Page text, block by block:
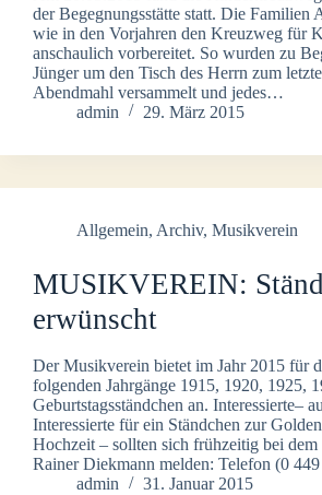
der Begegnungsstätte statt. Die Familien
wie in den Vorjahren den Kreuzweg für
anschaulich vorbereitet. So wurden zu
Jünger um den Tisch des Herrn zum
Abendmahl versammelt und jedes…
admin
29. März 2015
Allgemein, Archiv, Musikverein
MUSIKVEREIN:
erwünscht
Der Musikverein bietet im Jahr 2015 für
folgenden Jahrgänge 1915, 1920, 1925,
Geburtstagsständchen an. Interessierte–
Interessierte für ein Ständchen zur
Hochzeit – sollten sich frühzeitig bei dem
Rainer Diekmann melden: Telefon (0
admin
31. Januar 2015